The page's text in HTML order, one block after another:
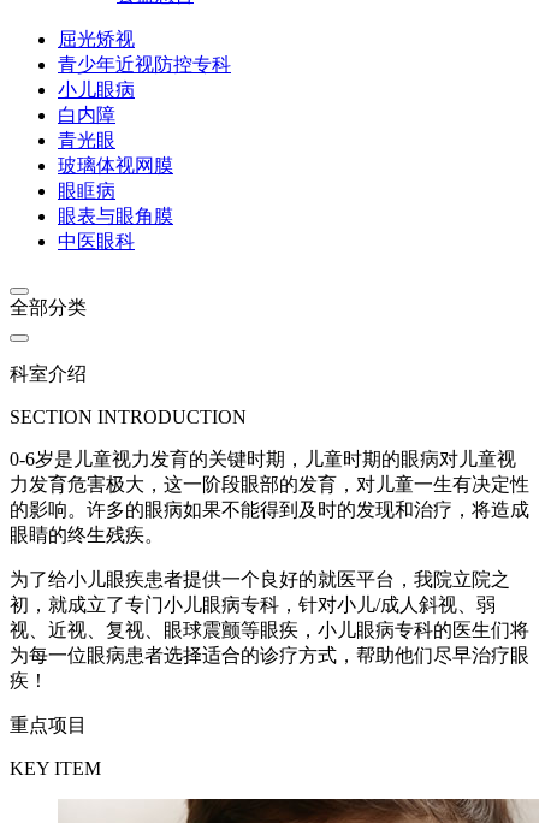
屈光矫视
青少年近视防控专科
小儿眼病
白内障
青光眼
玻璃体视网膜
眼眶病
眼表与眼角膜
中医眼科
全部分类
科室介绍
SECTION INTRODUCTION
0-6岁是儿童视力发育的关键时期，儿童时期的眼病对儿童视
力发育危害极大，这一阶段眼部的发育，对儿童一生有决定性
的影响。许多的眼病如果不能得到及时的发现和治疗，将造成
眼睛的终生残疾。
为了给小儿眼疾患者提供一个良好的就医平台，我院立院之
初，就成立了专门小儿眼病专科，针对小儿/成人斜视、弱
视、近视、复视、眼球震颤等眼疾，小儿眼病专科的医生们将
为每一位眼病患者选择适合的诊疗方式，帮助他们尽早治疗眼
疾！
重点项目
KEY ITEM